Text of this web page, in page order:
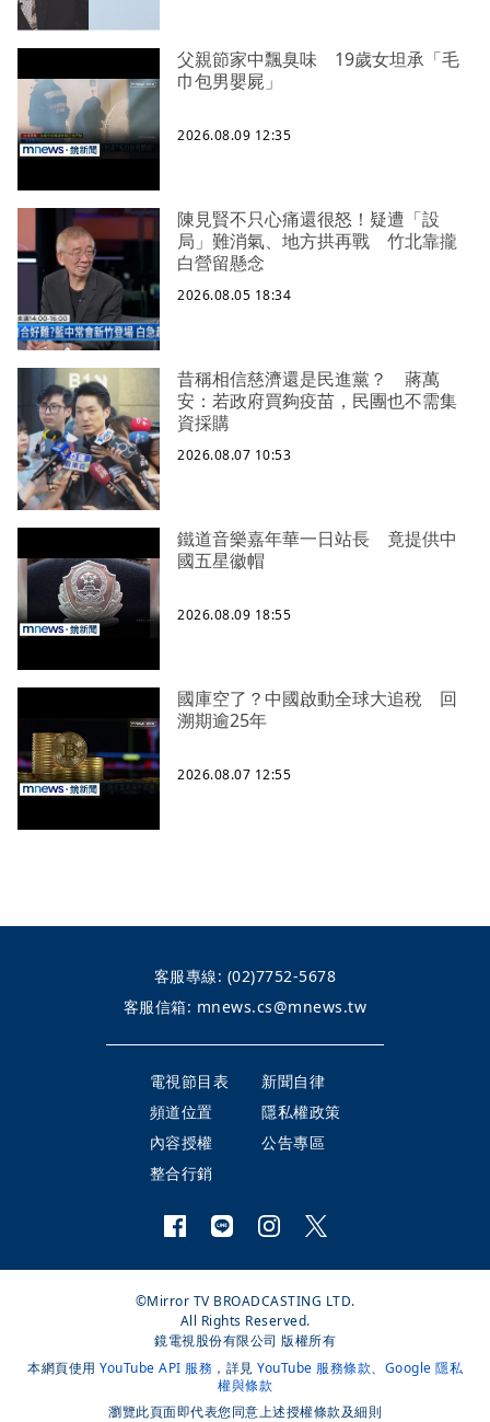
父親節家中飄臭味 19歲女坦承「毛
巾包男嬰屍」
2026.08.09 12:35
陳見賢不只心痛還很怒！疑遭「設
局」難消氣、地方拱再戰 竹北靠攏
白營留懸念
2026.08.05 18:34
昔稱相信慈濟還是民進黨？ 蔣萬
安：若政府買夠疫苗，民團也不需集
資採購
2026.08.07 10:53
鐵道音樂嘉年華一日站長 竟提供中
國五星徽帽
2026.08.09 18:55
國庫空了？中國啟動全球大追稅 回
溯期逾25年
2026.08.07 12:55
客服專線: (02)7752-5678
客服信箱: mnews.cs@mnews.tw
電視節目表
新聞自律
頻道位置
隱私權政策
內容授權
公告專區
整合行銷
©Mirror TV BROADCASTING LTD.
All Rights Reserved.
鏡電視股份有限公司 版權所有
本網頁使用 YouTube API 服務 ，詳見 YouTube 服務條款、 Google 隱私
權與條款
瀏覽此頁面即代表您同意上述授權條款及細則